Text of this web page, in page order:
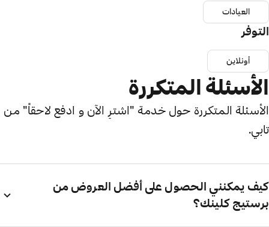
العيادات
التوفر
أونلاين
الأسئلة المتكررة
الأسئلة المتكررة حول خدمة "اشترِ الآن و ادفع لاحقاً" من
تابي.
كيف يمكنني الحصول على أفضل العروض من
برستيج كلينك؟